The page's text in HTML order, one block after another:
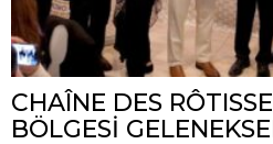
CHAÎNE DES
BÖLGESİ